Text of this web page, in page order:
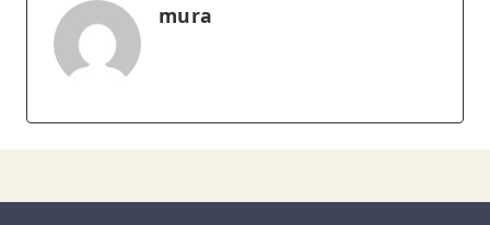
mura